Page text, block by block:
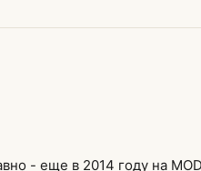
- еще в 2014 году на